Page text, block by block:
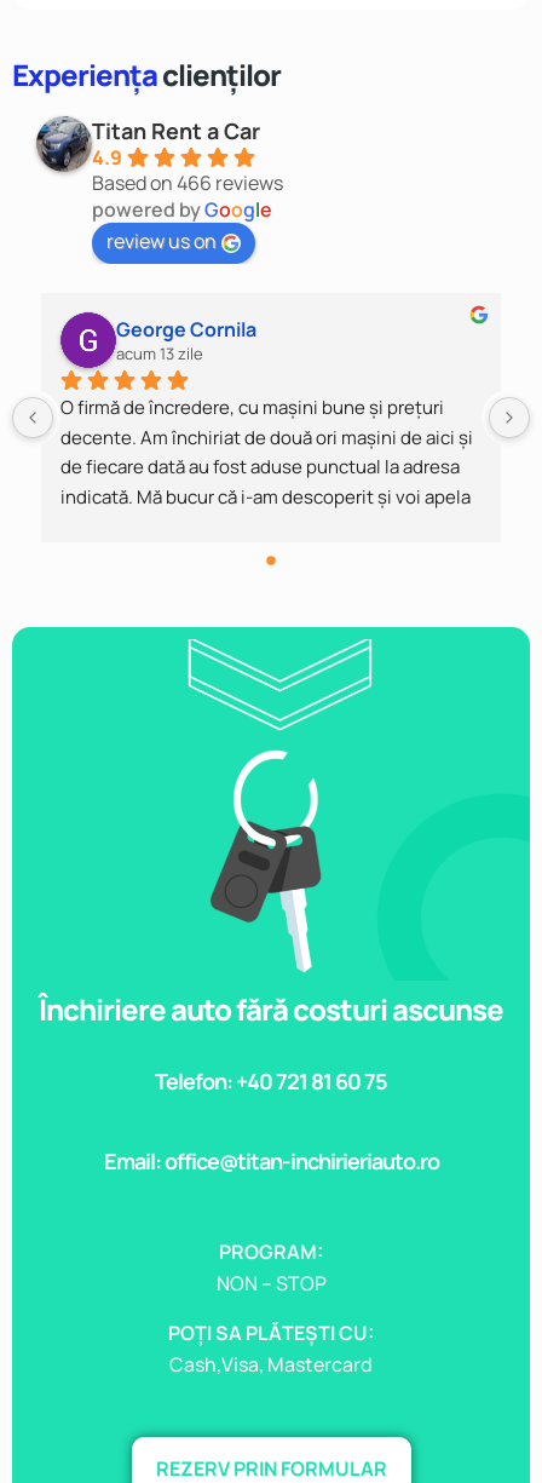
Experiențaclienților
Titan Rent a Car
4.9
Based on 466 reviews
powered byGoogle
review us on
George Cornila
acum 13 zile
O firmă de încredere, cu mașini bune și prețuri
decente. Am închiriat de două ori mașini de aici și
de fiecare dată au fost aduse punctual la adresa
indicată. Mă bucur că i-am descoperit și voi apela
Închiriere auto fără costuri ascunse
Telefon: +40 721 81 60 75
Email: office@titan-inchirieriauto.ro
PROGRAM:
NON – STOP
POȚI SA PLĂTEȘTI CU:
Cash,Visa, Mastercard
REZERV PRIN FORMULAR